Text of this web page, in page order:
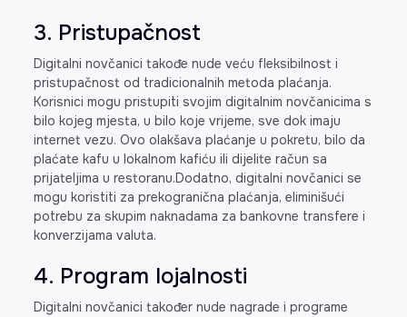
3. Pristupačnost
Digitalni novčanici takođe nude veću fleksibilnost i
pristupačnost od tradicionalnih metoda plaćanja.
Korisnici mogu pristupiti svojim digitalnim novčanicima s
bilo kojeg mjesta, u bilo koje vrijeme, sve dok imaju
internet vezu. Ovo olakšava plaćanje u pokretu, bilo da
plaćate kafu u lokalnom kafiću ili dijelite račun sa
prijateljima u restoranu.Dodatno, digitalni novčanici se
mogu koristiti za prekogranična plaćanja, eliminišući
potrebu za skupim naknadama za bankovne transfere i
konverzijama valuta.
4. Program lojalnosti
Digitalni novčanici također nude nagrade i programe